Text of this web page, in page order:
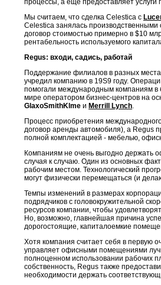
процессы, а еще предоставляет услуги
Мы считаем, что сделка Celestica с
Celestica занялась
договор стоимостью примерно в $10
рентабельность ис­пользуемого
Regus: входи, садись, работай
Поддержание филиалов в разных
учредил компанию в 19S9 году.
помогали международным компаниям в
мире оператором бизнес-центров на
GlaxoSmithKlme и Merrill Lynch.
Процесс приобретения
договор аренды автомобиля), а Regus
полной комплектацией - мебелью,
Компаниям не очень выгодно держать
случая к случаю. Один из основных
рабочим местом. Технологический
могут физически перемещаться (и
Темпы изменений в размерах
подрядчиков с головокружи­тельной
ресурсов компании, чтобы
Но, возможно, главнейшая причина
дорогостоящие, капиталоемкие
Хотя компания считает себя в первую
управляет офисными помещениями
полноценном использовании рабочих
собственность, Regus также
необходимости держать